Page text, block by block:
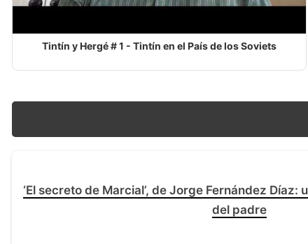
Tintín y Hergé # 1 - Tintín en el País de los Soviets
‘El secreto de Marcial’, de Jorge Fernández Díaz:
del padre